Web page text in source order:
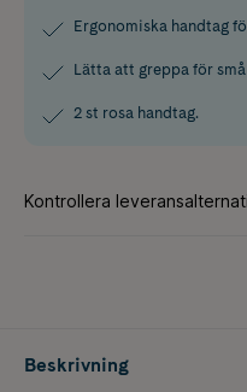
Ergonomiska handtag
Lätta att greppa för
2 st rosa handtag.
Beskrivning